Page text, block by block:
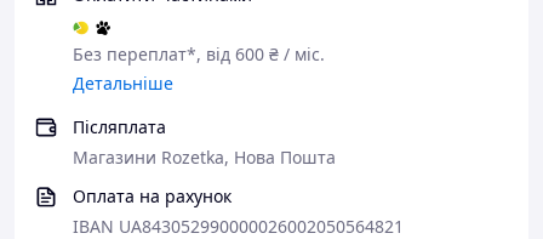
 великий нижній кошик
 з 6 місяців
 обмеження ваги дитини: 15 кг
 відповідає стандарту EN-1888
Без переплат*, від 600 ₴ / міс.
Детальніше
Післяплата
Магазини Rozetka, Нова Пошта
Оплата на рахунок
IBAN UA843052990000026002050564821